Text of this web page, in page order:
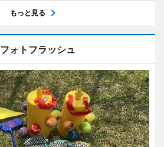
もっと見る
フォトフラッシュ